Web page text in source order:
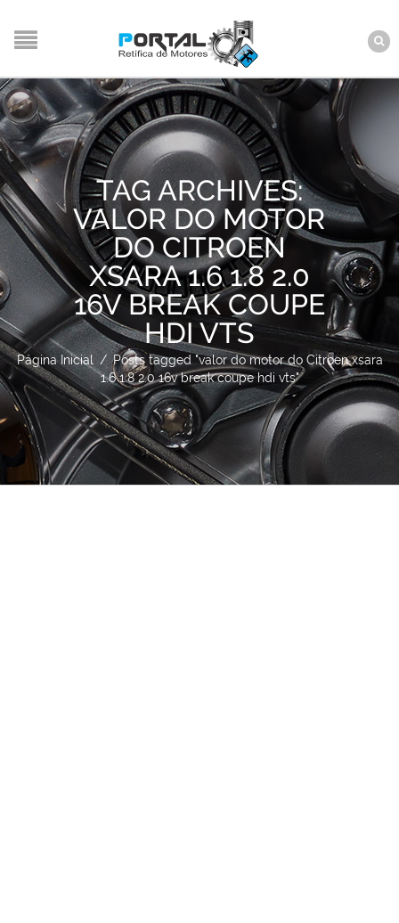
TAG ARCHIVES:
VALOR DO MOTOR
DO CITROEN
XSARA 1.6 1.8 2.0
16V BREAK COUPE
HDI VTS
Página Inicial / Posts tagged "valor do motor do Citroen xsara
1.6 1.8 2.0 16v break coupe hdi vts"